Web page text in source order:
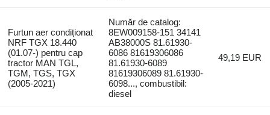
Furtun aer condiționat
NRF TGX 18.440
(01.07-) pentru cap
tractor MAN TGL,
TGM, TGS, TGX
(2005-2021)
Număr de catalog:
8EW009158-151 34141
AB38000S 81.61930-
6086 81619306086
81.61930-6089
81619306089 81.61930-
6098..., combustibil:
diesel
49,19 EUR